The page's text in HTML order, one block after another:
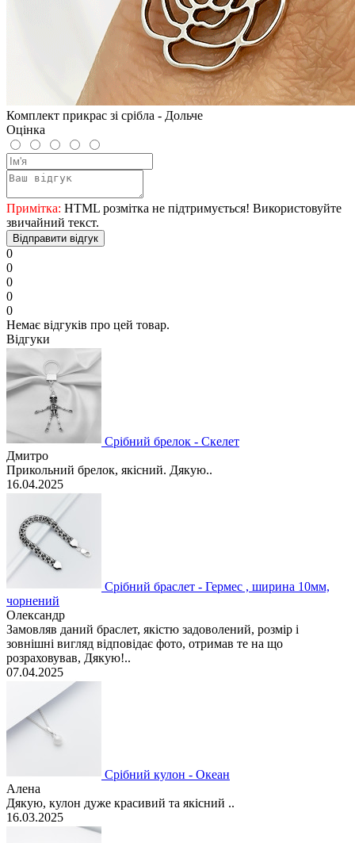
Комплект прикрас зі срібла - Дольче
Оцінка
Примітка: HTML розмітка не підтримується! Використовуйте
звичайний текст.
Відправити відгук
0
0
0
0
0
Немає відгуків про цей товар.
Відгуки
Срібний брелок - Скелет
Дмитро
Прикольний брелок, якісний. Дякую..
16.04.2025
Срібний браслет - Гермес , ширина 10мм,
чорнений
Олександр
Замовляв даний браслет, якістю задоволений, розмір і
зовнішні вигляд відповідає фото, отримав те на що
розраховував, Дякую!..
07.04.2025
Срібний кулон - Океан
Алена
Дякую, кулон дуже красивий та якісний ..
16.03.2025